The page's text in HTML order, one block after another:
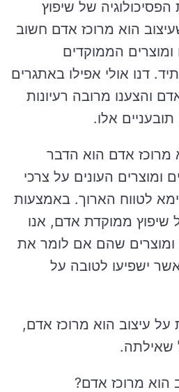
של שיפוץ
הוא מרוכז אדם חשוב
ומוצרים הממוקדים
דנו אולי אפילו באתגרים
והצענו מרובה רעיונות
אלו.
מרוכז אדם הוא הדבר
ומוצרים העונים על צרכי
לטווח הארוך. באמצעות
שיפוץ ממוקדת אדם, אנו
ומוצרים שהם אם לומר את
ישפיעו לטובה על
על עיצוב הוא מרוכז אדם,
שאילתה.
הוא מרוכז אדם?